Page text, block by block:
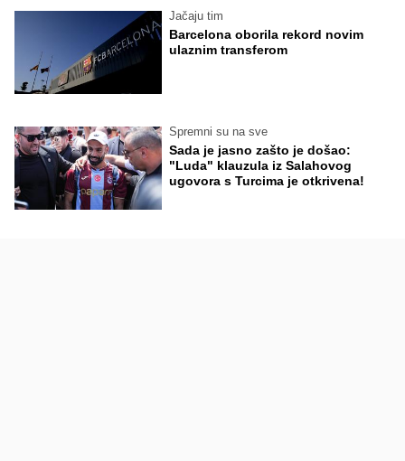
Jačaju tim
Barcelona oborila rekord novim
ulaznim transferom
Spremni su na sve
Sada je jasno zašto je došao:
"Luda" klauzula iz Salahovog
ugovora s Turcima je otkrivena!